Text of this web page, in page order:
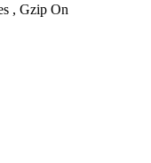
, Gzip On